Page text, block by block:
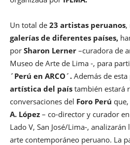
Un total de 23 artistas peruanos,
galerías de diferentes países,
por Sharon Lerner –curadora de
Museo de Arte de Lima -, para
´Perú en ARCO´. Además de
artística del país también estará
conversaciones del Foro Perú
A. López – co-director y curador
Lado V, San José/Lima-,
arte contemporáneo peruano. La